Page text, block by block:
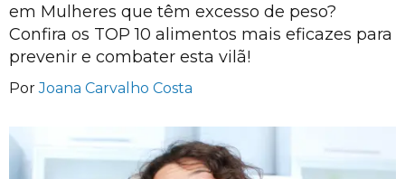
em Mulheres que têm excesso de peso?
Confira os TOP 10 alimentos mais eficazes para
prevenir e combater esta vilã!
PorJoana Carvalho Costa